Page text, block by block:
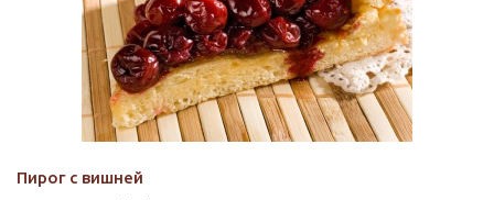
Пирог с вишней